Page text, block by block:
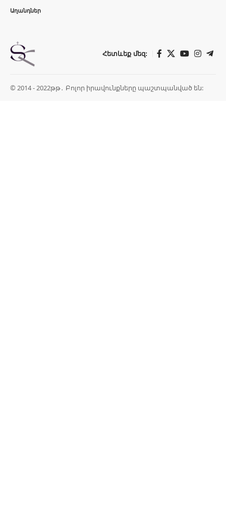
Աղանդներ
Հետևեք մեզ:
© 2014 - 2022թթ․ Բոլոր իրավունքները պաշտպանված են: